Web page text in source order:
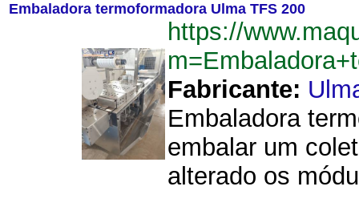
Embaladora termoformadora Ulma TFS 200
https://
Fabricante:
Embaladora
embalar um
alterado os